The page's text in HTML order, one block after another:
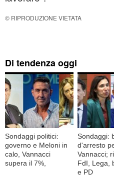
© RIPRODUZIONE VIETATA
Di tendenza oggi
Sondaggi politici:
governo e Meloni in
calo, Vannacci
supera il 7%,
Sondaggi:
d'arresto
Vannacci;
FdI, Lega,
e PD